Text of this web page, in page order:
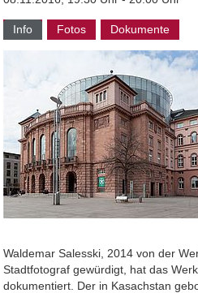
Info Fotos Dokumente
Waldemar Salesski, 2014 von der
Stadtfotograf gewürdigt, hat das
dokumentiert. Der in Kasachstan